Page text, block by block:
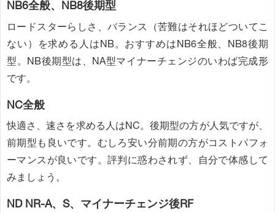
NB6全般、NB8後期型
ロードスターらしさ、バランス（苦難はそれほどついてこ
ない）を求める人はNB。おすすめはNB6全般、NB8後期
型。NB後期型は、NA型マイナーチェンジのいわば完成形
です。
NC全般
快適さ、速さを求める人はNC。後期型の方が人気ですが、
前期型も良いです。むしろ安い分前期の方がコストパフォ
ーマンスが良いです。評判に惑わされず、自分で体感して
みましょう。
ND NR-A、S、マイナーチェンジ後RF